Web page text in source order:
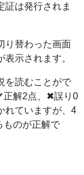
は発行されま
り替わった画面
示されます。
を読むことがで
正解2点、✖誤り0
れていますが、4
ものが正解で